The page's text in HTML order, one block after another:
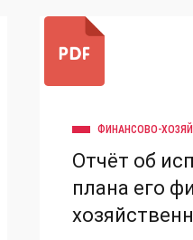
ФИНАНСОВО-
Отчёт об
плана его